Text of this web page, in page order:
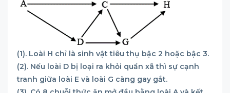
(1). Loài H chỉ là sinh vật tiêu thụ bậc 2 hoặc bậc 3.
(2). Nếu loài D bị loại ra khỏi quần xã thì sự cạnh
tranh giữa loài E và loài G càng gay gắt.